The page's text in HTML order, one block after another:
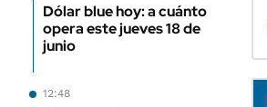
Dólar blue hoy: a cuánto
opera este jueves 18 de
junio
12:48